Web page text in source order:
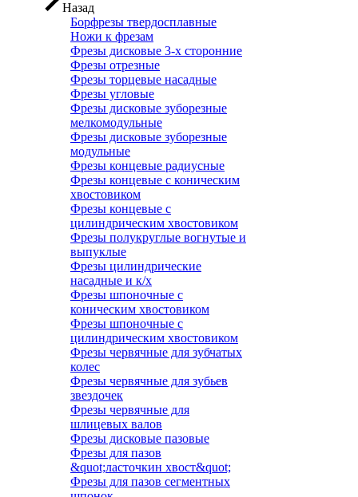
Назад
Борфрезы твердосплавные
Ножи к фрезам
Фрезы дисковые 3-х сторонние
Фрезы отрезные
Фрезы торцевые насадные
Фрезы угловые
Фрезы дисковые зуборезные
мелкомодульные
Фрезы дисковые зуборезные
модульные
Фрезы концевые радиусные
Фрезы концевые с коническим
хвостовиком
Фрезы концевые с
цилиндрическим хвостовиком
Фрезы полукруглые вогнутые и
выпуклые
Фрезы цилиндрические
насадные и к/х
Фрезы шпоночные с
коническим хвостовиком
Фрезы шпоночные с
цилиндрическим хвостовиком
Фрезы червячные для зубчатых
колес
Фрезы червячные для зубьев
звездочек
Фрезы червячные для
шлицевых валов
Фрезы дисковые пазовые
Фрезы для пазов
&quot;ласточкин хвост&quot;
Фрезы для пазов сегментных